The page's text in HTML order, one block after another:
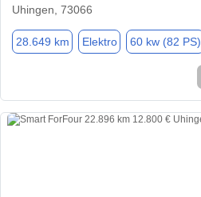
Uhingen, 73066
28.649 km Elektro 60 kw (82 PS)